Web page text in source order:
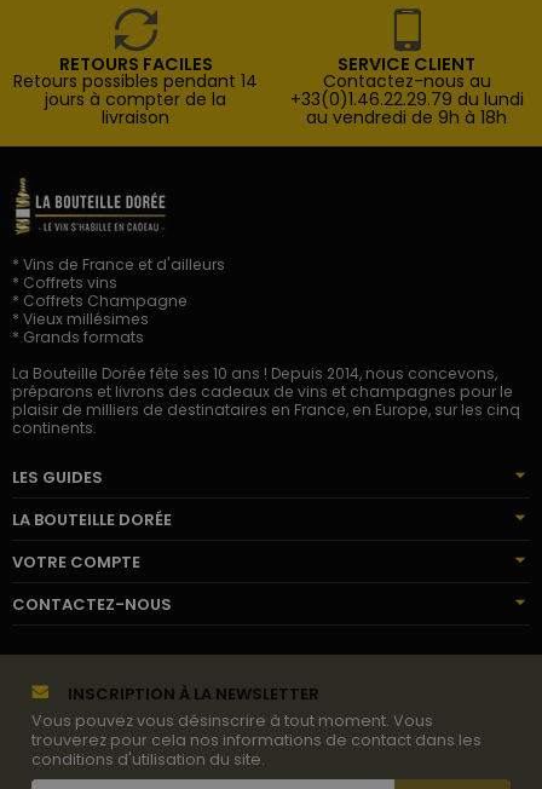
RETOURS FACILES
Retours possibles pendant 14
jours à compter de la
livraison
SERVICE CLIENT
Contactez-nous au
+33(0)1.46.22.29.79 du lundi
au vendredi de 9h à 18h
* Vins de France et d'ailleurs
* Coffrets vins
* Coffrets Champagne
* Vieux millésimes
* Grands formats
La Bouteille Dorée fête ses 10 ans ! Depuis 2014, nous concevons,
préparons et livrons des cadeaux de vins et champagnes pour le
plaisir de milliers de destinataires en France, en Europe, sur les cinq
continents.
LES GUIDES
LA BOUTEILLE DORÉE
VOTRE COMPTE
CONTACTEZ-NOUS
INSCRIPTION À LA NEWSLETTER
Vous pouvez vous désinscrire à tout moment. Vous
trouverez pour cela nos informations de contact dans les
conditions d'utilisation du site.